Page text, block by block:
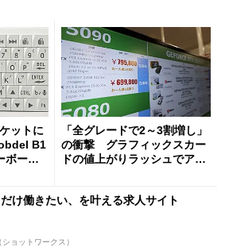
ットに
B1
ボー
「全グレードで2～3割増し」
の衝撃 グラフィックスカー
ドの値上がりラッシュでアキ
け働きたい、を叶える求人サイト
ョットワークス）